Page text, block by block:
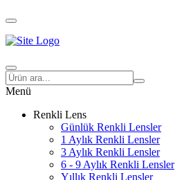
Menü
Renkli Lens
Günlük Renkli Lensler
1 Aylık Renkli Lensler
3 Aylık Renkli Lensler
6 - 9 Aylık Renkli Lensler
Yıllık Renkli Lensler